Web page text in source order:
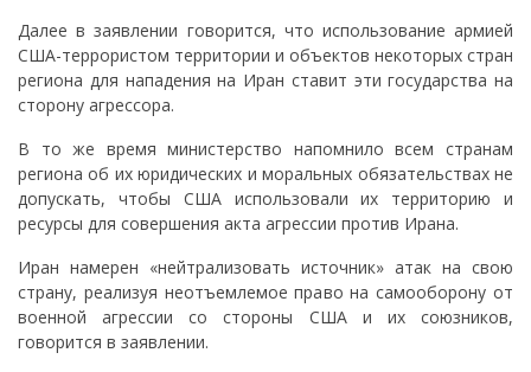
Далее в заявлении говорится, что использование армией
США-террористом территории и объектов некоторых стран
региона для нападения на Иран ставит эти государства на
сторону агрессора.
В то же время министерство напомнило всем странам
региона об их юридических и моральных обязательствах не
допускать, чтобы США использовали их территорию и
ресурсы для совершения акта агрессии против Ирана.
Иран намерен «нейтрализовать источник» атак на свою
страну, реализуя неотъемлемое право на самооборону от
военной агрессии со стороны США и их союзников,
говорится в заявлении.